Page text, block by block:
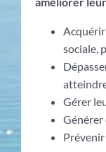
sociale,
Gérer
Générer